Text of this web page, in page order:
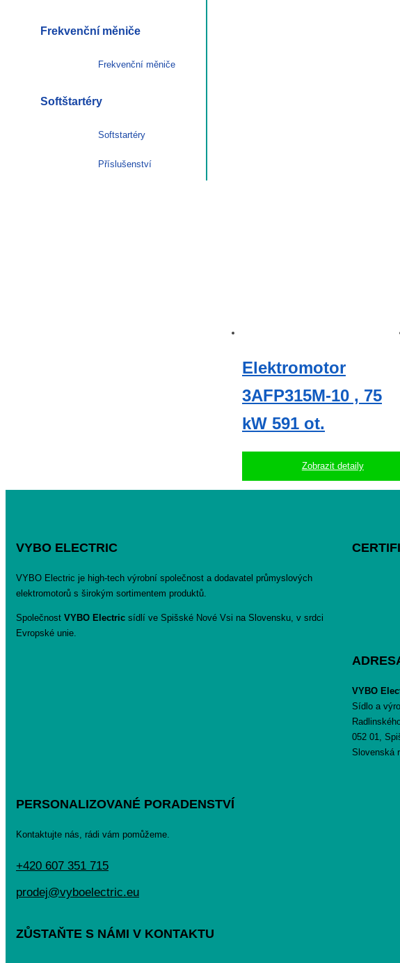
Elektromotor
3AFP315M-10 , 75
kW 591 ot.
Zobrazit detaily
Frekvenční měniče
Frekvenční měniče
Softštartéry
Softstartéry
Příslušenství
VYBO ELECTRIC
VYBO Electric je high-tech výrobní společnost a dodavatel průmyslových
elektromotorů s širokým sortimentem produktů.
Společnost VYBO Electric sídlí ve Spišské Nové Vsi na Slovensku, v srdci
Evropské unie.
VYBO
Sídlo a
052 01,
Slovenská
PERSONALIZOVANÉ PORADENSTVÍ
Kontaktujte nás, rádi vám pomůžeme.
+420 607 351 715
prodej@vyboelectric.eu
ZŮSTAŇTE S NÁMI V KONTAKTU